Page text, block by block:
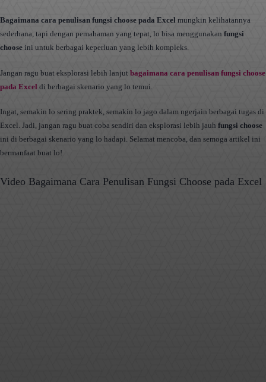
Bagaimana cara penulisan fungsi choose pada Excel mungkin kelihatannya
sederhana, tapi dengan pemahaman yang tepat, lo bisa menggunakan fungsi
choose ini untuk berbagai keperluan yang lebih kompleks.
Jangan ragu buat eksplorasi lebih lanjut bagaimana cara penulisan fungsi choose
pada Excel di berbagai skenario yang lo temui.
Ingat, semakin lo sering praktek, semakin lo jago dalam ngerjain berbagai tugas di
Excel. Jadi, jangan ragu buat coba sendiri dan eksplorasi lebih jauh fungsi choose
ini di berbagai skenario yang lo hadapi. Selamat mencoba, dan semoga artikel ini
bermanfaat buat lo!
Video Bagaimana Cara Penulisan Fungsi Choose pada Excel